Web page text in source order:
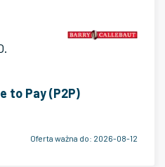
to Pay (P2P)
Oferta ważna do: 2026-08-12